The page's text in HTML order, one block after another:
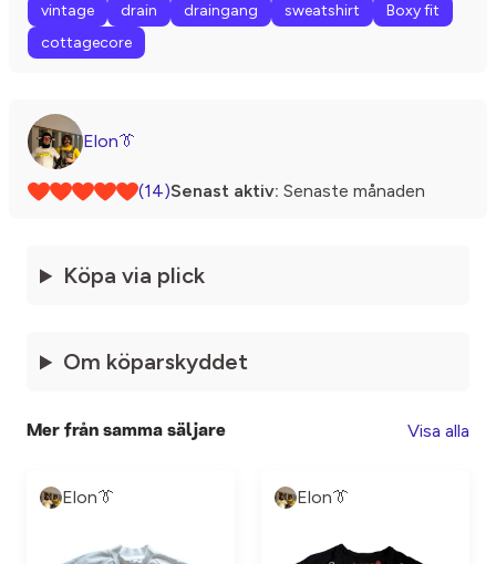
vintage
drain draingang sweatshirt
Boxy fit
cottagecore
Elon👔
(14)Senast aktiv: Senaste månaden
Köpa via plick
Om köparskyddet
Mer från samma säljare Visa alla
Elon👔 Elon👔